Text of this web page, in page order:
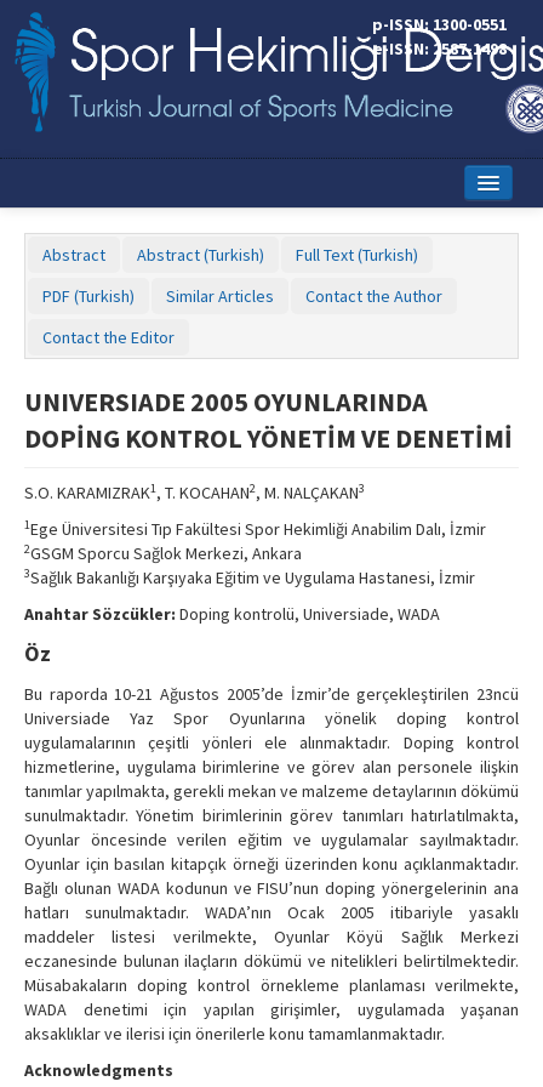
p-ISSN: 1300-0551
e-ISSN: 2587-1498
Editorial Board
Contact Us
Abstract Abstract (Turkish)
Full Text (Turkish)
PDF (Turkish)
Similar Articles
Contact the Author
Contact the Editor
UNIVERSIADE 2005 OYUNLARINDA
DOPİNG KONTROL YÖNETİM VE DENETİMİ
S.O. KARAMIZRAK1, T. KOCAHAN2, M. NALÇAKAN3
1Ege Üniversitesi Tıp Fakültesi Spor Hekimliği Anabilim Dalı, İzmir
2GSGM Sporcu Sağlok Merkezi, Ankara
3Sağlık Bakanlığı Karşıyaka Eğitim ve Uygulama Hastanesi, İzmir
Anahtar Sözcükler: Doping kontrolü, Universiade, WADA
Öz
Bu raporda 10-21 Ağustos 2005’de İzmir’de gerçekleştirilen 23ncü
Universiade Yaz Spor Oyunlarına yönelik doping kontrol
uygulamalarının çeşitli yönleri ele alınmaktadır. Doping kontrol
hizmetlerine, uygulama birimlerine ve görev alan personele ilişkin
tanımlar yapılmakta, gerekli mekan ve malzeme detaylarının dökümü
sunulmaktadır. Yönetim birimlerinin görev tanımları hatırlatılmakta,
Oyunlar öncesinde verilen eğitim ve uygulamalar sayılmaktadır.
Oyunlar için basılan kitapçık örneği üzerinden konu açıklanmaktadır.
Bağlı olunan WADA kodunun ve FISU’nun doping yönergelerinin ana
hatları sunulmaktadır. WADA’nın Ocak 2005 itibariyle yasaklı
maddeler listesi verilmekte, Oyunlar Köyü Sağlık Merkezi
eczanesinde bulunan ilaçların dökümü ve nitelikleri belirtilmektedir.
Müsabakaların doping kontrol örnekleme planlaması verilmekte,
WADA denetimi için yapılan girişimler, uygulamada yaşanan
aksaklıklar ve ilerisi için önerilerle konu tamamlanmaktadır.
Acknowledgments